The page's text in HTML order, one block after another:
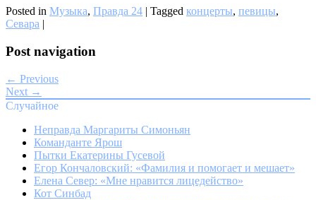
Posted in Музыка, Правда 24 | Tagged концерты, певицы,
Севара |
Post navigation
← Previous
Next →
Случайное
Неправда Маргариты Симоньян
Команданте Ярош
Пытки Екатерины Гусевой
Егор Кончаловский: «Фамилия и помогает и мешает»
Елена Север: «Мне нравится лицедейство»
Кот Синбад